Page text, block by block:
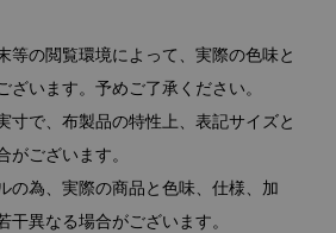
の閲覧環境によって、実際の色味と
ざいます。予めご了承ください。
で、布製品の特性上、表記サイズと
がございます。
の為、実際の商品と色味、仕様、加
異なる場合がございます。